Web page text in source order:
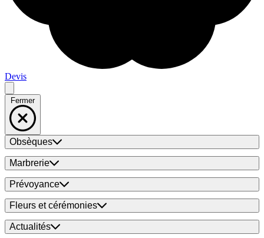
Devis
Fermer
Obsèques
Marbrerie
Prévoyance
Fleurs et cérémonies
Actualités